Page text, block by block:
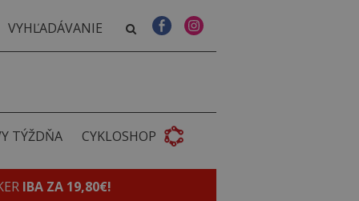
TÝŽDŇA CYKLOSHOP
IBA ZA 19,80€!